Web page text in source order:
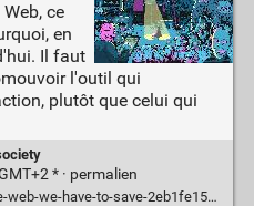
ce
en
Il faut
l'outil qui
plutôt que celui qui
* · permalien
we-have-to-save-2eb1fe15a426